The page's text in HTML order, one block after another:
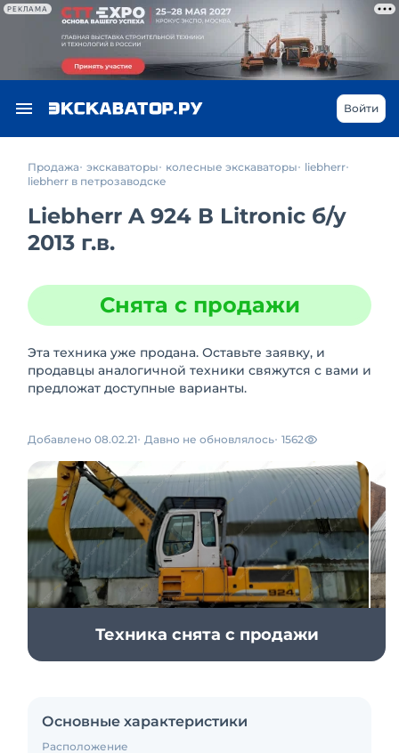
РЕКЛАМА
Войти
Продажа экскаваторы колесные экскаваторы
liebherr
liebherr в петрозаводске
Liebherr A 924 В Litronic б/у
2013 г.в.
Снята с продажи
Эта техника уже продана. Оставьте заявку, и
продавцы аналогичной техники свяжутся с вами и
предложат доступные варианты.
Добавлено 08.02.21 Давно не обновлялось 1562
Техника снята с продажи
Основные характеристики
Расположение